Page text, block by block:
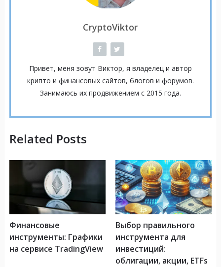
CryptoViktor
Привет, меня зовут Виктор, я владелец и автор
крипто и финансовых сайтов, блогов и форумов.
Занимаюсь их продвижением с 2015 года.
Related Posts
Финансовые
инструменты: Графики
на сервисе TradingView
Выбор правильного
инструмента для
инвестиций:
облигации, акции, ETFs